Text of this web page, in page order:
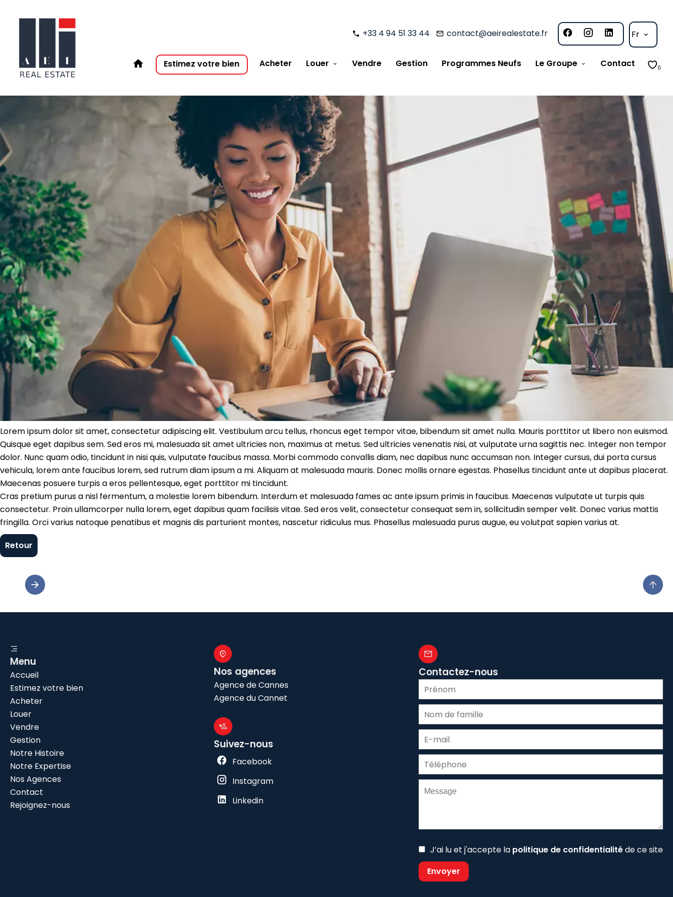
+33 4 94 51 33 44 contact@aeirealestate.fr Fr
Estimez votre bien Acheter Louer Vendre Gestion Programmes Neufs Le Groupe Contact 0
Lorem ipsum dolor sit amet, consectetur adipiscing elit. Vestibulum arcu tellus, rhoncus eget tempor vitae, bibendum sit amet nulla. Mauris porttitor ut libero non euismod.
Quisque eget dapibus sem. Sed eros mi, malesuada sit amet ultricies non, maximus at metus. Sed ultricies venenatis nisi, at vulputate urna sagittis nec. Integer non tempor
dolor. Nunc quam odio, tincidunt in nisi quis, vulputate faucibus massa. Morbi commodo convallis diam, nec dapibus nunc accumsan non. Integer cursus, dui porta cursus
vehicula, lorem ante faucibus lorem, sed rutrum diam ipsum a mi. Aliquam at malesuada mauris. Donec mollis ornare egestas. Phasellus tincidunt ante ut dapibus placerat.
Maecenas posuere turpis a eros pellentesque, eget porttitor mi tincidunt.
Cras pretium purus a nisl fermentum, a molestie lorem bibendum. Interdum et malesuada fames ac ante ipsum primis in faucibus. Maecenas vulputate ut turpis quis
consectetur. Proin ullamcorper nulla lorem, eget dapibus quam facilisis vitae. Sed eros velit, consectetur consequat sem in, sollicitudin semper velit. Donec varius mattis
fringilla. Orci varius natoque penatibus et magnis dis parturient montes, nascetur ridiculus mus. Phasellus malesuada purus augue, eu volutpat sapien varius at.
Retour
Menu
Accueil
Estimez votre bien
Acheter
Louer
Vendre
Gestion
Notre Histoire
Notre Expertise
Nos Agences
Contact
Rejoignez-nous
Nos agences
Agence de Cannes
Agence du Cannet
Suivez-nous
Facebook
Instagram
Linkedin
Contactez-nous
J’ai lu et j'accepte la politique de confidentialitéde ce site
Envoyer